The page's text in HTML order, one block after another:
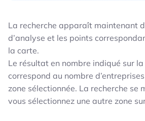
La recherche apparaît maintenant
d’analyse et les points
la carte.
Le résultat en nombre indiqué sur la
correspond au nombre
zone sélectionnée. La recherche se
vous sélectionnez une autre zone